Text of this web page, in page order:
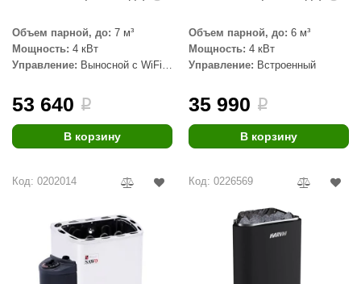
Объем парной, до: 7 м³
Мощность: 4 кВт
Управление: Выносной с WiFi
53 640 i
В корзину
Объем парной, до: 6 м³
Мощность: 4 кВт
Управление: Встроенный
35 990 i
В корзину
Код: 0202014 Код: 0226569